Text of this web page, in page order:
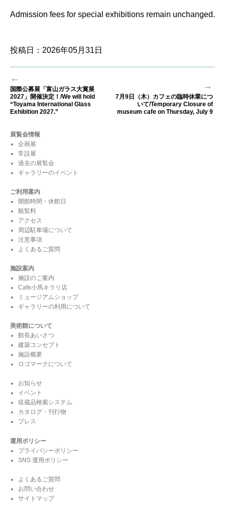
Admission fees for special exhibitions remain unchanged.
投稿日：2026年05月31日
稿
ナ
ビ
ー
ョ
ン
←
前
の
投
国際公募展「富山ガラス大賞展
2027」開催決定！/We will hold
“Toyama International Glass
Exhibition 2027.”
→
次
の
7月9日（木）カフェの臨時休業につ
いて/Temporary Closure of
museum cafe on Thursday, July 9
展覧会情報
企画展
常設展
過去の展覧会
ギャラリーのイベント
ご利用案内
開館時間・休館日
観覧料
アクセス
周辺駐車場について
注意事項
よくあるご質問
施設案内
施設のご案内
Cafe小馬キラリ店
ミュージアムショップ
ギャラリーの利用について
美術館について
館長あいさつ
建築コンセプト
施設概要
ロゴマークについて
お知らせ
イベント
収蔵品検索システム
カタログ・刊行物
プレス
運用ポリシー
プライバシーポリシー
SNS 運用ポリシー
よくあるご質問
お問い合わせ
サイトマップ